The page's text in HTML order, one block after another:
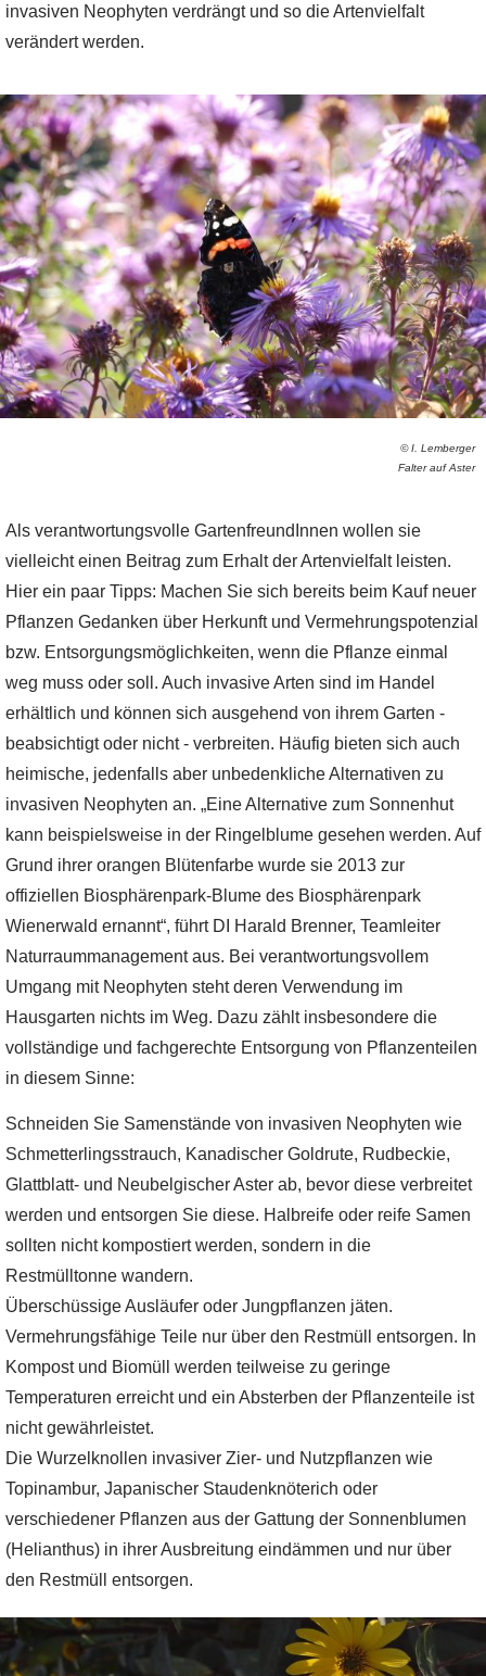
invasiven Neophyten verdrängt und so die Artenvielfalt
verändert werden.
© I. Lemberger
Falter auf Aster
Als verantwortungsvolle GartenfreundInnen wollen sie
vielleicht einen Beitrag zum Erhalt der Artenvielfalt leisten.
Hier ein paar Tipps: Machen Sie sich bereits beim Kauf neuer
Pflanzen Gedanken über Herkunft und Vermehrungspotenzial
bzw. Entsorgungsmöglichkeiten, wenn die Pflanze einmal
weg muss oder soll. Auch invasive Arten sind im Handel
erhältlich und können sich ausgehend von ihrem Garten -
beabsichtigt oder nicht - verbreiten. Häufig bieten sich auch
heimische, jedenfalls aber unbedenkliche Alternativen zu
invasiven Neophyten an. „Eine Alternative zum Sonnenhut
kann beispielsweise in der Ringelblume gesehen werden. Auf
Grund ihrer orangen Blütenfarbe wurde sie 2013 zur
offiziellen Biosphärenpark-Blume des Biosphärenpark
Wienerwald ernannt“, führt DI Harald Brenner, Teamleiter
Naturraummanagement aus. Bei verantwortungsvollem
Umgang mit Neophyten steht deren Verwendung im
Hausgarten nichts im Weg. Dazu zählt insbesondere die
vollständige und fachgerechte Entsorgung von Pflanzenteilen
in diesem Sinne:
Schneiden Sie Samenstände von invasiven Neophyten wie
Schmetterlingsstrauch, Kanadischer Goldrute, Rudbeckie,
Glattblatt- und Neubelgischer Aster ab, bevor diese verbreitet
werden und entsorgen Sie diese. Halbreife oder reife Samen
sollten nicht kompostiert werden, sondern in die
Restmülltonne wandern.
Überschüssige Ausläufer oder Jungpflanzen jäten.
Vermehrungsfähige Teile nur über den Restmüll entsorgen. In
Kompost und Biomüll werden teilweise zu geringe
Temperaturen erreicht und ein Absterben der Pflanzenteile ist
nicht gewährleistet.
Die Wurzelknollen invasiver Zier- und Nutzpflanzen wie
Topinambur, Japanischer Staudenknöterich oder
verschiedener Pflanzen aus der Gattung der Sonnenblumen
(Helianthus) in ihrer Ausbreitung eindämmen und nur über
den Restmüll entsorgen.